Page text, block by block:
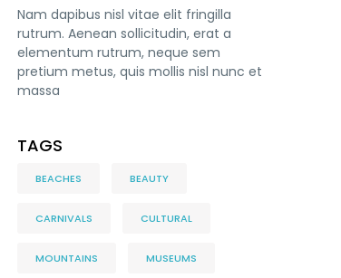
Nam dapibus nisl vitae elit fringilla
rutrum. Aenean sollicitudin, erat a
elementum rutrum, neque sem
pretium metus, quis mollis nisl nunc et
massa
TAGS
BEACHES BEAUTY
CARNIVALS CULTURAL
MOUNTAINS MUSEUMS